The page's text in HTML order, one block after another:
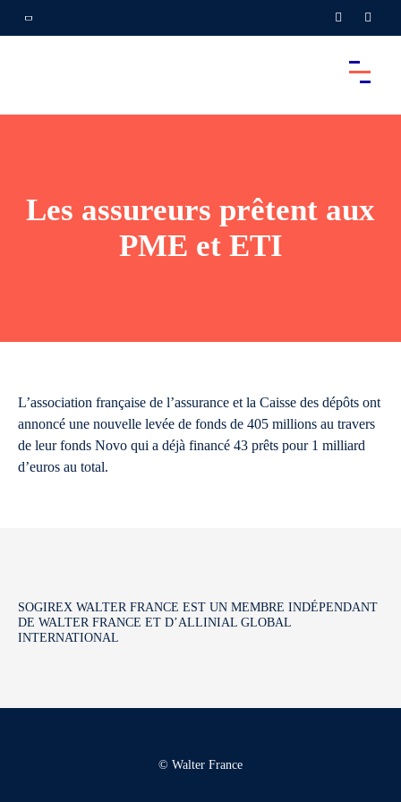
Les assureurs prêtent aux
PME et ETI
L’association française de l’assurance et la Caisse des dépôts ont
annoncé une nouvelle levée de fonds de 405 millions au travers
de leur fonds Novo qui a déjà financé 43 prêts pour 1 milliard
d’euros au total.
SOGIREX WALTER FRANCE EST UN MEMBRE INDÉPENDANT
DE WALTER FRANCE ET D’ALLINIAL GLOBAL
INTERNATIONAL
© Walter France